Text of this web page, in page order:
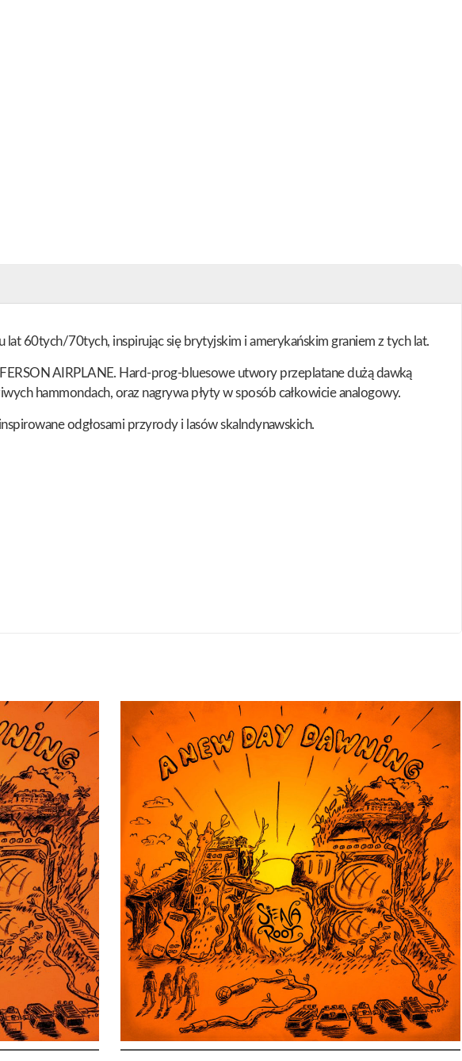
60tych/70tych, inspirując się brytyjskim i amerykańskim graniem z tych lat.
AIRPLANE. Hard-prog-bluesowe utwory przeplatane dużą dawką
hammondach, oraz nagrywa płyty w sposób całkowicie analogowy.
odgłosami przyrody i lasów skalndynawskich.